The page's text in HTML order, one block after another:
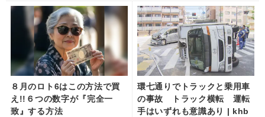
８月のロト6はこの方法で買
え!!６つの数字が『完全一
致』する方法
環七通りでトラックと乗用車
の事故 トラック横転 運転
手はいずれも意識あり | khb